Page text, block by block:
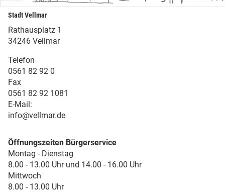
Stadt Vellmar
Rathausplatz 1
34246 Vellmar
Telefon
0561 82 92 0
Fax
0561 82 92 1081
E-Mail:
info@vellmar.de
Öffnungszeiten Bürgerservice
Montag - Dienstag
8.00 - 13.00 Uhr und 14.00 - 16.00 Uhr
Mittwoch
8.00 - 13.00 Uhr